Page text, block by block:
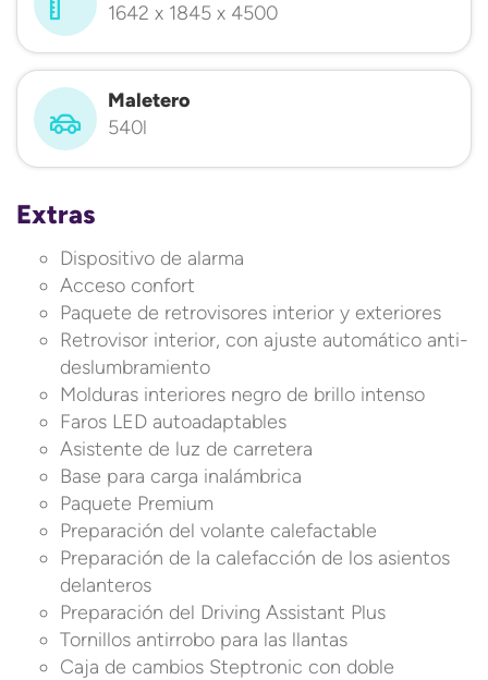
1642 x 1845 x 4500
Maletero
540l
Extras
Dispositivo de alarma
Acceso confort
Paquete de retrovisores interior y exteriores
Retrovisor interior, con ajuste automático anti-
deslumbramiento
Molduras interiores negro de brillo intenso
Faros LED autoadaptables
Asistente de luz de carretera
Base para carga inalámbrica
Paquete Premium
Preparación del volante calefactable
Preparación de la calefacción de los asientos
delanteros
Preparación del Driving Assistant Plus
Tornillos antirrobo para las llantas
Caja de cambios Steptronic con doble